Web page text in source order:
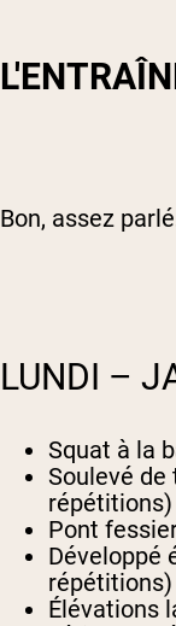
Bon, assez
LUNDI –
Squat à la
Soulevé de
répétitions)
Pont
Développé
répétitions)
Élévations